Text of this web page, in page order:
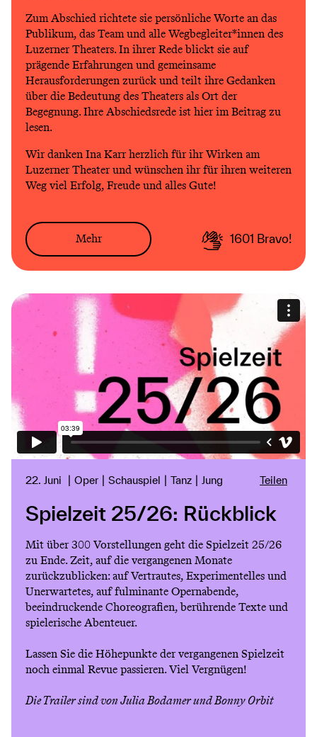
Zum Abschied richtete sie persönliche Worte an das
Publikum, das Team und alle Wegbegleiter*innen des
Luzerner Theaters. In ihrer Rede blickt sie auf
prägende Erfahrungen und gemeinsame
Herausforderungen zurück und teilt ihre Gedanken
über die Bedeutung des Theaters als Ort der
Begegnung. Ihre Abschiedsrede ist hier im Beitrag zu
lesen.
Wir danken Ina Karr herzlich für ihr Wirken am
Luzerner Theater und wünschen ihr für ihren weiteren
Weg viel Erfolg, Freude und alles Gute!
Mehr 1601 Bravo!
22. Juni Oper Schauspiel Tanz Jung Teilen
Spielzeit 25/26: Rückblick
Mit über 300 Vorstellungen geht die Spielzeit 25/26
zu Ende. Zeit, auf die vergangenen Monate
zurückzublicken: auf Vertrautes, Experimentelles und
Unerwartetes, auf fulminante Opernabende,
beeindruckende Choreografien, berührende Texte und
spielerische Abenteuer.
Lassen Sie die Höhepunkte der vergangenen Spielzeit
noch einmal Revue passieren. Viel Vergnügen!
Die Trailer sind von Julia Bodamer und Bonny Orbit